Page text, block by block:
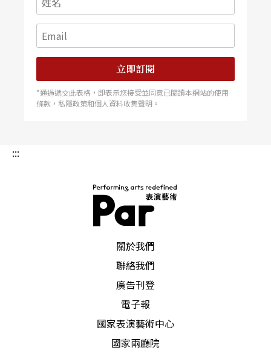
立即訂閱
*通過遞交此表格，即表示您接受並同意已閱讀本網站的使用
條款，私隱政策和個人資料收集聲明。
:::
關於我們
聯絡我們
廣告刊登
電子報
國家表演藝術中心
國家兩廳院